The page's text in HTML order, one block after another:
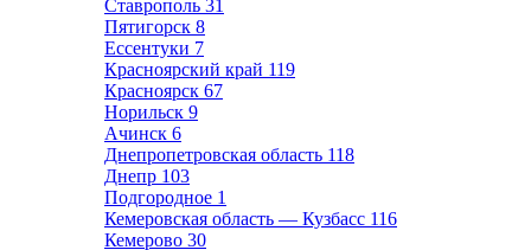
Ставрополь 31
Пятигорск 8
Ессентуки 7
Красноярский край 119
Красноярск 67
Норильск 9
Ачинск 6
Днепропетровская область 118
Днепр 103
Подгородное 1
Кемеровская область — Кузбасс 116
Кемерово 30